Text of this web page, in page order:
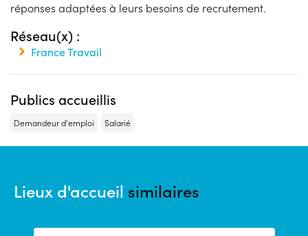
réponses adaptées à leurs besoins de recrutement.
Réseau(x) :
France Travail
Publics accueillis
Demandeur d'emploi Salarié
Lieux d'accueil similaires